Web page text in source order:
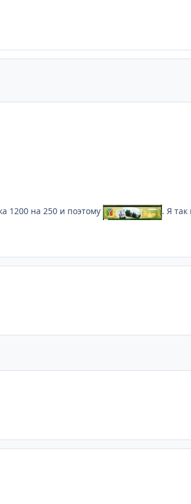
Your
1200 на 250 и поэтому
. Я